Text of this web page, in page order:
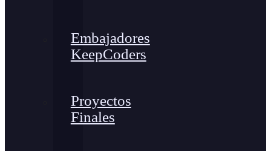
Embajadores
KeepCoders
Proyectos
Finales